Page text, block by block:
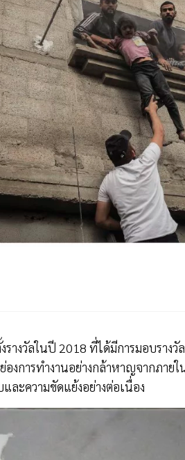
างวัลในปี 2018 ที่ได้มีการมอบราง
งการทำงานอย่างกล้าหาญจากภาย
ละความขัดแย้งอย่างต่อเนื่อง